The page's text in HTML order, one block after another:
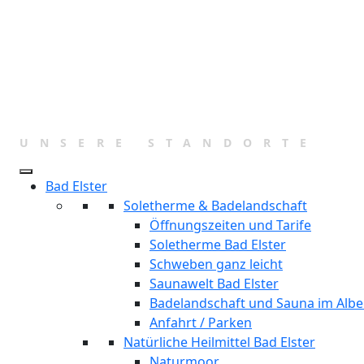
UNSERE STANDORTE
Bad Elster
Soletherme & Badelandschaft
Öffnungszeiten und Tarife
Soletherme Bad Elster
Schweben ganz leicht
Saunawelt Bad Elster
Badelandschaft und Sauna im
Anfahrt / Parken
Natürliche Heilmittel Bad Elster